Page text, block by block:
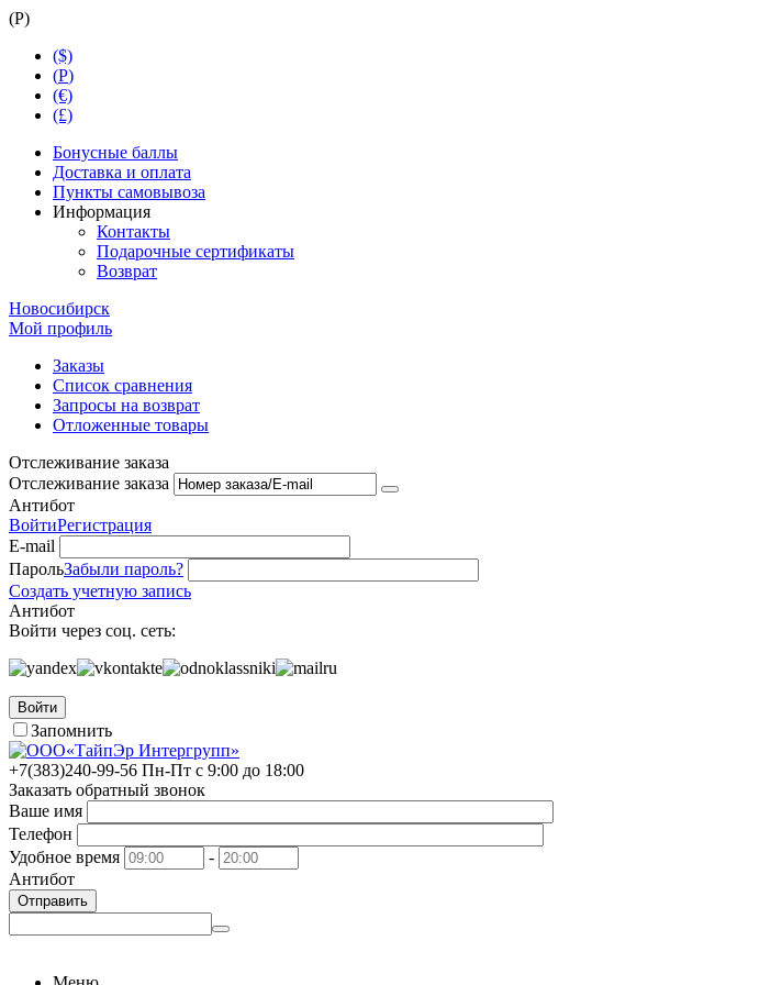
(Р)
($)
(Р)
(€)
(£)
Бонусные баллы
Доставка и оплата
Пункты самовывоза
Информация
Контакты
Подарочные сертификаты
Возврат
Новосибирск
Мой профиль
Заказы
Список сравнения
Запросы на возврат
Отложенные товары
Отслеживание заказа
Отслеживание заказа
Антибот
ВойтиРегистрация
E-mail
ПарольЗабыли пароль?
Создать учетную запись
Антибот
Войти через соц. сеть:
Войти
Запомнить
+7(383)240-99-56 Пн-Пт с 9:00 до 18:00
Заказать обратный звонок
Ваше имя
Телефон
Удобное время
-
Антибот
Отправить